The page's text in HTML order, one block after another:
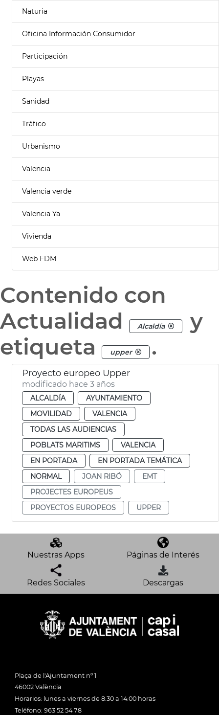
Naturia
Oficina Información Consumidor
Participación
Playas
Sanidad
Tráfico
Urbanismo
Valencia
Valencia verde
Valencia Ya
Vivienda
Web FDM
Contenido con
Actualidad
Alcaldía
y
etiqueta
upper .
Proyecto europeo Upper
modificado hace 3 años
ALCALDÍA
AYUNTAMIENTO
MOVILIDAD
VALENCIA
TODAS LAS AUDIENCIAS
POBLATS MARITIMS
VALENCIA
EN PORTADA
EN PORTADA TEMÁTICA
NORMAL
JOAN RIBÓ
EMT
PROJECTES EUROPEUS
PROYECTOS EUROPEOS
UPPER
Nuestras Apps Páginas de Interés
Redes Sociales Descargas
Plaça de l'Ajuntament nº 1
46002 València
Horarios: lunes a viernes de 8:30 a 14:00 horas
Teléfono: 963 52 54 78